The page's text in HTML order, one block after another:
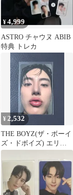
¥4,999
ASTRO チャウヌ ABIB
特典 トレカ
¥2,532
THE BOYZ(ザ・ボーイ
ズ・ドボイズ) エリッ
ク(ERIC・ヨンジェ)
a;effect スタイリッシュ
アルバム トレカ オムジ
(UMJI)